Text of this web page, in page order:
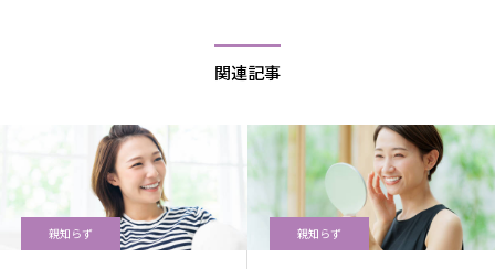
関連記事
親知らず 親知らず